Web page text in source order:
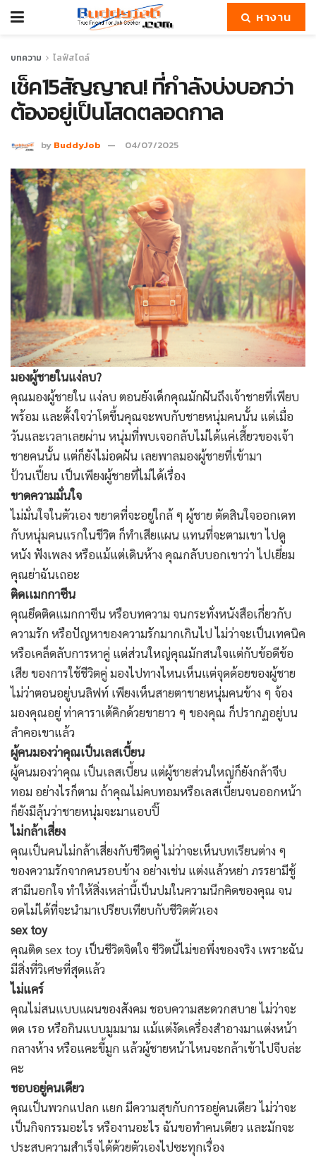
หางาน
บทความ ไลฟ์สไตล์
เช็ค15สัญญาณ! ที่กำลังบ่งบอกว่า
ต้องอยู่เป็นโสดตลอดกาล
by BuddyJob 04/07/2025
มองผู้ชายในแง่ลบ?
คุณมองผู้ชายใน แง่ลบ ตอนยังเด็กคุณมักฝันถึงเจ้าชายที่เพียบ
พร้อม และตั้งใจว่าโตขึ้นคุณจะพบกับชายหนุ่มคนนั้น แต่เมื่อ
วันและเวลาเลยผ่าน หนุ่มที่พบเจอกลับไม่ได้แค่เสี้ยวของเจ้า
ชายคนนั้น แต่ก็ยังไม่อดฝัน เลยพาลมองผู้ชายที่เข้ามา
ป้วนเปี้ยน เป็นเพียงผู้ชายที่ไม่ได้เรื่อง
ขาดความมั่นใจ
ไม่มั่นใจในตัวเอง ขยาดที่จะอยู่ใกล้ ๆ ผู้ชาย ตัดสินใจออกเดท
กับหนุ่มคนแรกในชีวิต ก็ทำเสียแผน แทนที่จะตามเขา ไปดู
หนัง ฟังเพลง หรือแม้แต่เดินห้าง คุณกลับบอกเขาว่า ไปเยี่ยม
คุณย่าฉันเถอะ
ติดเเมกกาซีน
คุณยึดติดแมกกาซีน หรือบทความ จนกระทั่งหนังสือเกี่ยวกับ
ความรัก หรือปัญหาของความรักมากเกินไป ไม่ว่าจะเป็นเทคนิค
หรือเคล็ดลับการหาคู่ แต่ส่วนใหญ่คุณมักสนใจแต่กับข้อดีข้อ
เสีย ของการใช้ชีวิตคู่ มองไปทางไหนเห็นแต่จุดด้อยของผู้ชาย
ไม่ว่าตอนอยู่บนลิฟท์ เพียงเห็นสายตาชายหนุ่มคนข้าง ๆ จ้อง
มองคุณอยู่ ท่าคาราเต้คิกด้วยขายาว ๆ ของคุณ ก็ปรากฏอยู่บน
ลำคอเขาแล้ว
ผู้คนมองว่าคุณเป็นเลสเบี้ยน
ผู้คนมองว่าคุณ เป็นเลสเบี้ยน แต่ผู้ชายส่วนใหญ่ก็ยังกล้าจีบ
ทอม อย่างไรก็ตาม ถ้าคุณไม่คบทอมหรือเลสเบี้ยนจนออกหน้า
ก็ยังมีลุ้นว่าชายหนุ่มจะมาแอบปิ๊
ไม่กล้าเสี่ยง
คุณเป็นคนไม่กล้าเสี่ยงกับชีวิตคู่ ไม่ว่าจะเห็นบทเรียนต่าง ๆ
ของความรักจากคนรอบข้าง อย่างเช่น แต่งแล้วหย่า ภรรยามีชู้
สามีนอกใจ ทำให้สิ่งเหล่านี้เป็นปมในความนึกคิดของคุณ จน
อดไม่ได้ที่จะนำมาเปรียบเทียบกับชีวิตตัวเอง
sex toy
คุณติด sex toy เป็นชีวิตจิตใจ ชีวิตนี้ไม่ขอพึ่งของจริง เพราะฉัน
มีสิ่งที่วิเศษที่สุดแล้ว
ไม่แคร์
คุณไม่สนแบบแผนของสังคม ชอบความสะดวกสบาย ไม่ว่าจะ
ตด เรอ หรือกินแบบมูมมาม แม้แต่งัดเครื่องสำอางมาแต่งหน้า
กลางห้าง หรือแคะขี้มูก แล้วผู้ชายหน้าไหนจะกล้าเข้าไปจีบล่ะ
คะ
ชอบอยู่คนเดียว
คุณเป็นพวกแปลก แยก มีความสุขกับการอยู่คนเดียว ไม่ว่าจะ
เป็นกิจกรรมอะไร หรืองานอะไร ฉันขอทำคนเดียว และมักจะ
ประสบความสำเร็จได้ด้วยตัวเองไปซะทุกเรื่อง